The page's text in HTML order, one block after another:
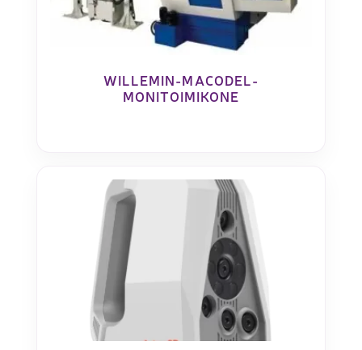
WILLEMIN-MACODEL-
MONITOIMIKONE